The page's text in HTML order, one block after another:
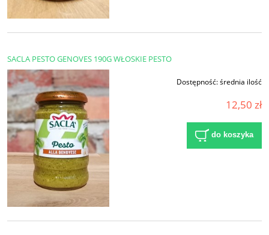
SACLA PESTO GENOVES 190G WŁOSKIE PESTO
Dostępność:średnia ilość
12,50 zł
do koszyka